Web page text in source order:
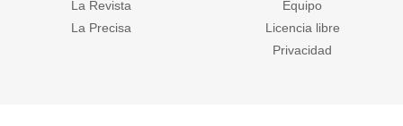
La Revista
La Precisa
Equipo
Licencia libre
Privacidad